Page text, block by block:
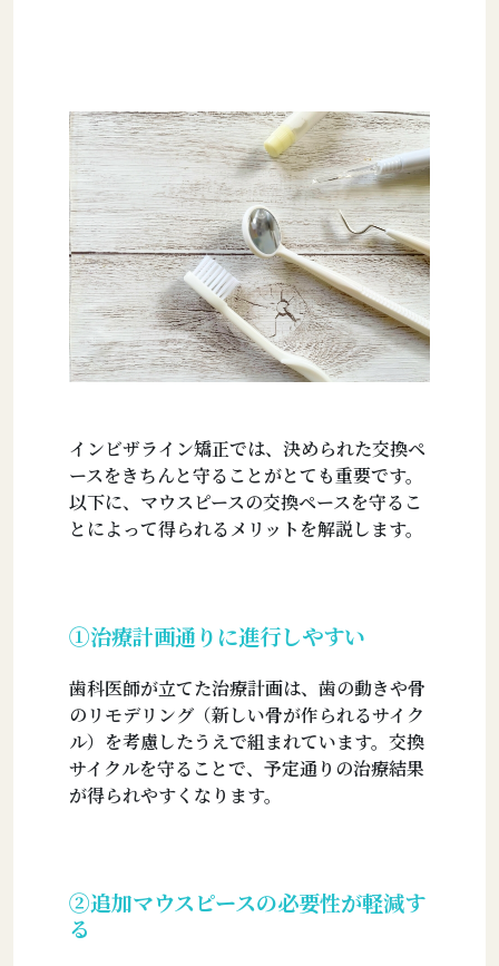
インビザライン矯正では、決められた交換ペ
ースをきちんと守ることがとても重要です。
以下に、マウスピースの交換ペースを守るこ
とによって得られるメリットを解説します。
①治療計画通りに進行しやすい
歯科医師が立てた治療計画は、歯の動きや骨
のリモデリング（新しい骨が作られるサイク
ル）を考慮したうえで組まれています。交換
サイクルを守ることで、予定通りの治療結果
が得られやすくなります。
②追加マウスピースの必要性が軽減す
る